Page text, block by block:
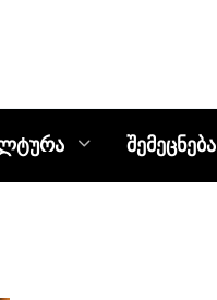
შემეცნება